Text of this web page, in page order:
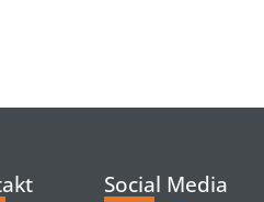
Social Media